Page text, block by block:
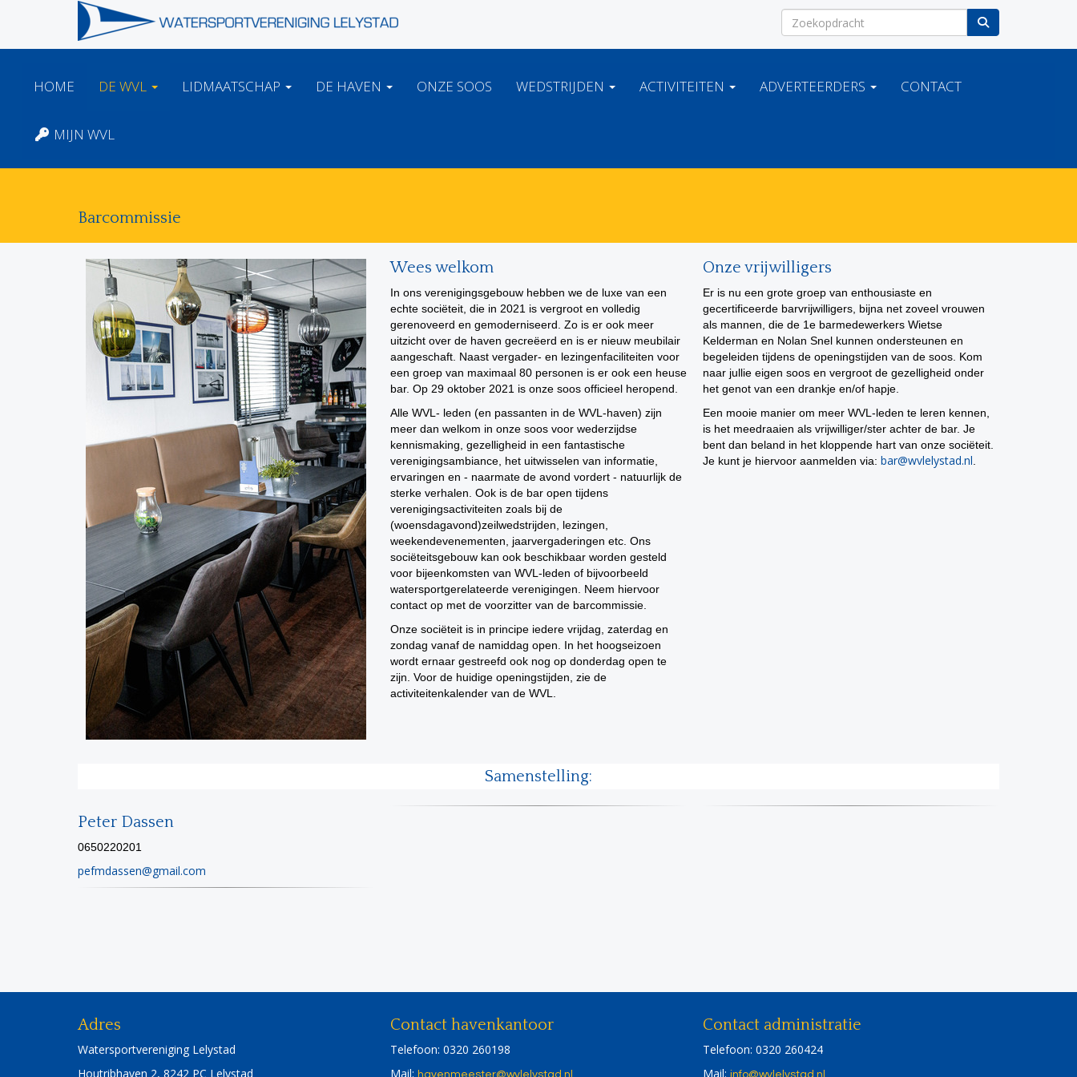
HOME DE WVL LIDMAATSCHAP DE HAVEN ONZE SOOS WEDSTRIJDEN ACTIVITEITEN ADVERTEERDERS CONTACT
MIJN WVL
Barcommissie
Wees welkom
In ons verenigingsgebouw hebben we de luxe van een
echte sociëteit, die in 2021 is vergroot en volledig
gerenoveerd en gemoderniseerd. Zo is er ook meer
uitzicht over de haven gecreëerd en is er nieuw meubilair
aangeschaft. Naast vergader- en lezingenfaciliteiten voor
een groep van maximaal 80 personen is er ook een heuse
bar. Op 29 oktober 2021 is onze soos officieel heropend.
Alle WVL- leden (en passanten in de WVL-haven) zijn
meer dan welkom in onze soos voor wederzijdse
kennismaking, gezelligheid in een fantastische
verenigingsambiance, het uitwisselen van informatie,
ervaringen en - naarmate de avond vordert - natuurlijk de
sterke verhalen. Ook is de bar open tijdens
verenigingsactiviteiten zoals bij de
(woensdagavond)zeilwedstrijden, lezingen,
weekendevenementen, jaarvergaderingen etc. Ons
sociëteitsgebouw kan ook beschikbaar worden gesteld
voor bijeenkomsten van WVL-leden of bijvoorbeeld
watersportgerelateerde verenigingen. Neem hiervoor
contact op met de voorzitter van de barcommissie.
Onze sociëteit is in principe iedere vrijdag, zaterdag en
zondag vanaf de namiddag open. In het hoogseizoen
wordt ernaar gestreefd ook nog op donderdag open te
zijn. Voor de huidige openingstijden, zie de
activiteitenkalender van de WVL.
Onze vrijwilligers
Er is nu een grote groep van enthousiaste en
gecertificeerde barvrijwilligers, bijna net zoveel vrouwen
als mannen, die de 1e barmedewerkers Wietse
Kelderman en Nolan Snel kunnen ondersteunen en
begeleiden tijdens de openingstijden van de soos. Kom
naar jullie eigen soos en vergroot de gezelligheid onder
het genot van een drankje en/of hapje.
Een mooie manier om meer WVL-leden te leren kennen,
is het meedraaien als vrijwilliger/ster achter de bar. Je
bent dan beland in het kloppende hart van onze sociëteit.
Je kunt je hiervoor aanmelden via: rab@wvlelystad.nl
Samenstelling:
Peter Dassen
0650220201
nessadmfep@gmail.com
Adres
Watersportvereniging Lelystad
Houtribhaven 2, 8242 PC Lelystad
Contact havenkantoor
Telefoon: 0320 260198
Mail: retseemnevah@wvlelystad.nl
Contact administratie
Telefoon: 0320 260424
Mail: ofni@wvlelystad.nl